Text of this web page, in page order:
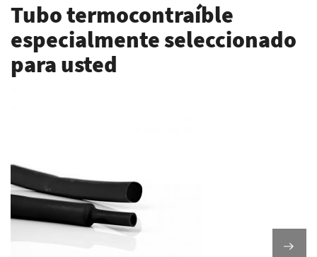
Tubo termocontraíble
especialmente seleccionado
para usted